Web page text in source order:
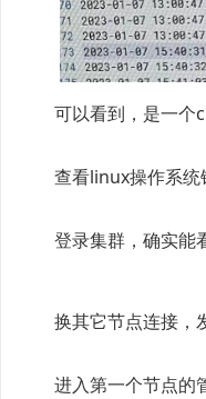
可以看到，是一个
查看linux操作系统
登录集群，确实能
换其它节点连接，
进入第一个节点的